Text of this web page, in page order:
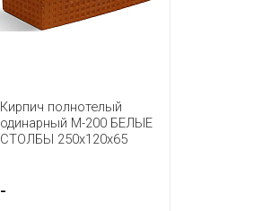
Кирпич полнотелый
одинарный М-200 БЕЛЫЕ
СТОЛБЫ 250x120x65
-